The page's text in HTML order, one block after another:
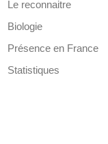
Le reconnaitre
Biologie
Présence en France
Statistiques